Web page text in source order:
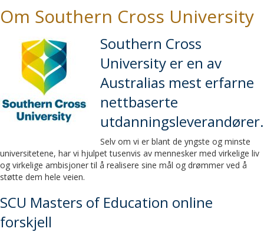
Om Southern Cross University
Southern Cross
University er en av
Australias mest erfarne
nettbaserte
utdanningsleverandører.
Selv om vi er blant de yngste og minste
universitetene, har vi hjulpet tusenvis av mennesker med virkelige liv
og virkelige ambisjoner til å realisere sine mål og drømmer ved å
støtte dem hele veien.
SCU Masters of Education online
forskjell